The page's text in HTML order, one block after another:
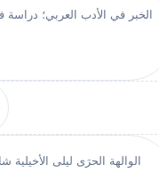
الخبر في الأدب العربي؛ دراسة
الوالهة الحرَى ليلى الأخيلية